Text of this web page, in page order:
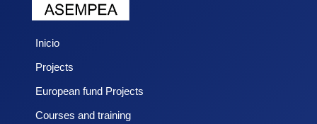
Inicio
Projects
European fund Projects
Courses and training